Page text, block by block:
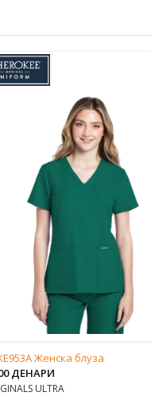
Женска блуза
ДЕНАРИ
ULTRA